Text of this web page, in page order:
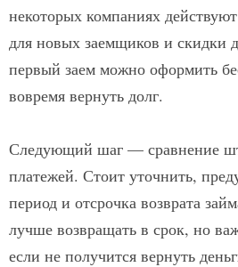
некоторых компаниях
для новых заемщиков и скидки
первый заем можно оформить
вовремя вернуть долг.
Следующий шаг — сравнение
платежей. Стоит уточнить,
период и отсрочка возврата
лучше возвращать в срок, но
если не получится вернуть